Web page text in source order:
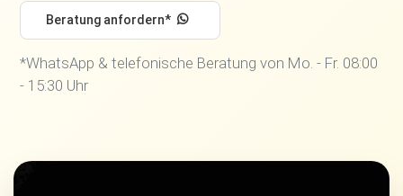
Beratung anfordern*
*WhatsApp & telefonische Beratung von Mo. - Fr. 08:00
- 15:30 Uhr